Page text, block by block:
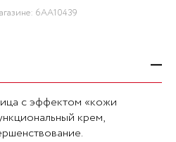
6AA10439
с эффектом «кожи
крем,